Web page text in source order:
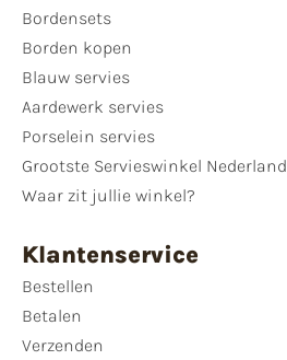
Bordensets
Borden kopen
Blauw servies
Aardewerk servies
Porselein servies
Grootste Servieswinkel Nederland
Waar zit jullie winkel?
Klantenservice
Bestellen
Betalen
Verzenden